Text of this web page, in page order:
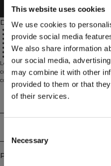
This website uses cookies
We use cookies to
provide social media
We also share information
our social media,
may combine it with other
provided to them or that
of their services.
Selection
Necessary
AJOUTER AU
Description
85% Polyamide, 15% Élastane
Design léger sans coutures
Coupe courte pour liberté de
Conçu pour l'entraînement à haute
Vous garde au frais pendant les
Fait partie de notre Collection
Construction fluide qui bouge avec
Le Mirage Seamless Cropped Tank Top
conçu pour les entraînements à haute
construction fluide, il bouge avec vous
séance d'entraînement. Élément de
favoriser la liberté de mouvement sans
Aspects techniques
Produits similaires